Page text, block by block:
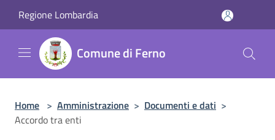
Regione Lombardia
Comune di Ferno
Home > Amministrazione > Documenti e dati >
Accordo tra enti